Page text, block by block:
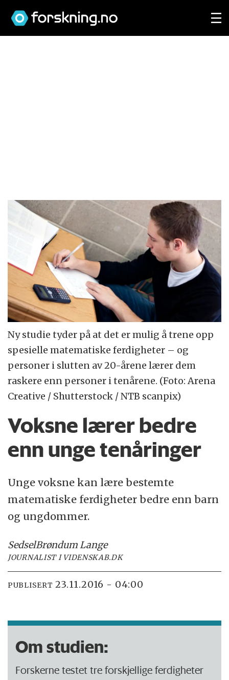
Ny studie tyder på at det er mulig å trene opp
spesielle matematiske ferdigheter – og
personer i slutten av 20-årene lærer dem
raskere enn personer i tenårene. (Foto: Arena
Creative / Shutterstock / NTB scanpix)
Voksne lærer bedre
enn unge tenåringer
Unge voksne kan lære bestemte
matematiske ferdigheter bedre enn barn
og ungdommer.
SedselBrøndum Lange
JOURNALIST I VIDENSKAB.DK
PUBLISERT 23.11.2016 - 04:00
Om studien:
Forskerne testet tre forskjellige ferdigheter